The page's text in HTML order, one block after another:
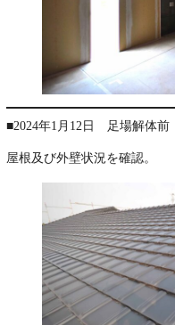
■2024年1月12日 足場解体前
屋根及び外壁状況を確認。